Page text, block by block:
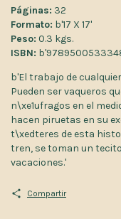
Páginas: 32
Formato: b'17 X 17'
Peso: 0.3 kgs.
ISBN:
b'El trabajo de
Pueden ser vaqueros
n\xe1ufragos en el
hacen piruetas en su
t\xedteres de esta
tren, se toman un
vacaciones.'
Compartir